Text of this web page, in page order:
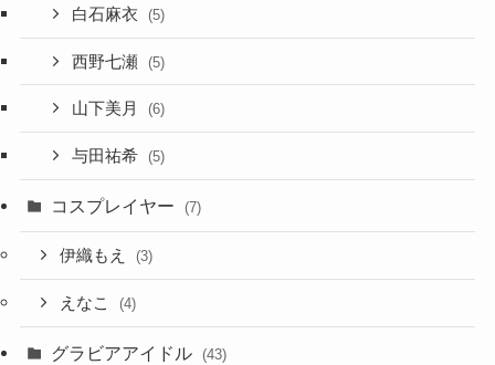
白石麻衣 (5)
西野七瀬 (5)
山下美月 (6)
与田祐希 (5)
コスプレイヤー (7)
伊織もえ (3)
えなこ (4)
グラビアアイドル (43)